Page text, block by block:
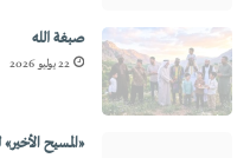
صبغة الله
22 يوليو 2026
«المسيح